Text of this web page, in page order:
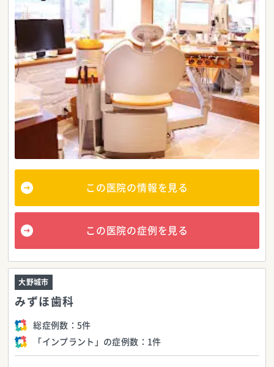
この医院の情報を見る
この医院の症例を見る
みずほ歯科
大野城市
総症例数： 5件
「インプラント」の症例数： 1件